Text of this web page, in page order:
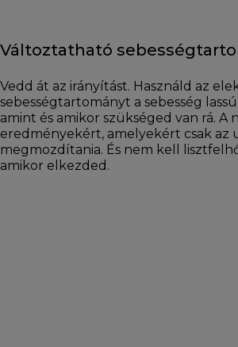
Változtatható
Vedd át az irányítást. Használd az
sebességtartományt a sebesség
amint és amikor szükséged van rá. A
eredményekért, amelyekért csak az
megmozdítania. És nem kell
amikor elkezded.